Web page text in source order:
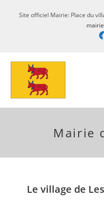
Site officiel Mairie: Place du
Mairie
Le village de